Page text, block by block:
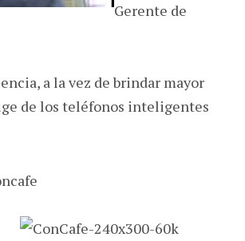
Gerente de
a la vez de brindar mayor
de los teléfonos inteligentes